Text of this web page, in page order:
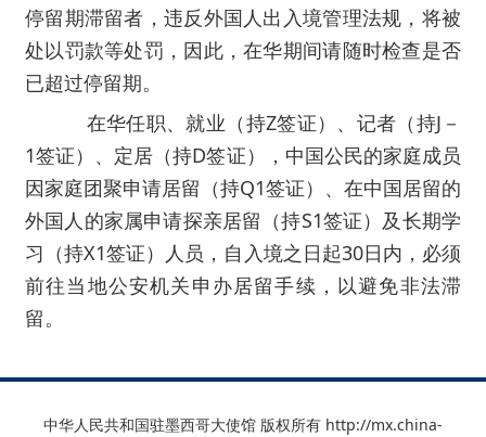
停留期滞留者，违反外国人出入境管理法规，将被
处以罚款等处罚，因此，在华期间请随时检查是否
已超过停留期。
在华任职、就业（持Z签证）、记者（持J－
1签证）、定居（持D签证），中国公民的家庭成员
因家庭团聚申请居留（持Q1签证）、在中国居留的
外国人的家属申请探亲居留（持S1签证）及长期学
习（持X1签证）人员，自入境之日起30日内，必须
前往当地公安机关申办居留手续，以避免非法滞
留。
中华人民共和国驻墨西哥大使馆 版权所有 http://mx.china-